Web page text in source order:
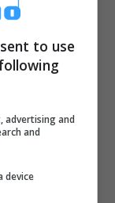
to use
advertising and
and
device